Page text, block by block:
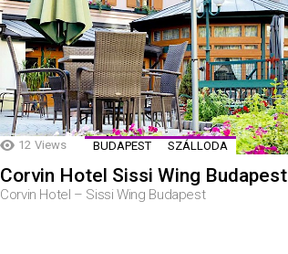
12 Views BUDAPEST SZÁLLODA
Corvin Hotel Sissi Wing Budapest
Corvin Hotel – Sissi Wing Budapest